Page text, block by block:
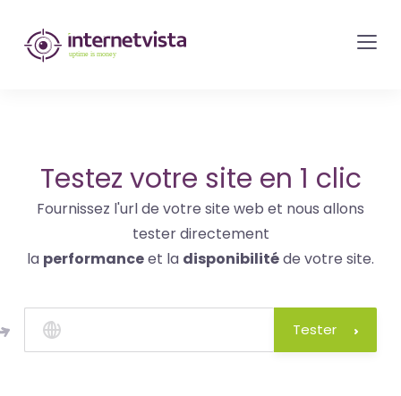
internetvista
monitoring
site
web
et
de
services
internet-
Uptime
is
Testez votre site en 1 clic
Fournissez l'url de votre site web et nous allons
tester directement
la performanceet la disponibilitéde votre site.
Tester